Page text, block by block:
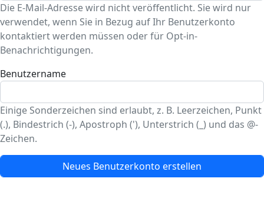
Die E-Mail-Adresse wird nicht veröffentlicht. Sie wird nur
verwendet, wenn Sie in Bezug auf Ihr Benutzerkonto
kontaktiert werden müssen oder für Opt-in-
Benachrichtigungen.
Benutzername
Einige Sonderzeichen sind erlaubt, z. B. Leerzeichen, Punkt
(.), Bindestrich (-), Apostroph ('), Unterstrich (_) und das @-
Zeichen.